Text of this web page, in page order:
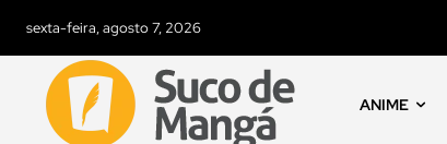
sexta-feira, agosto 7, 2026
ANIME